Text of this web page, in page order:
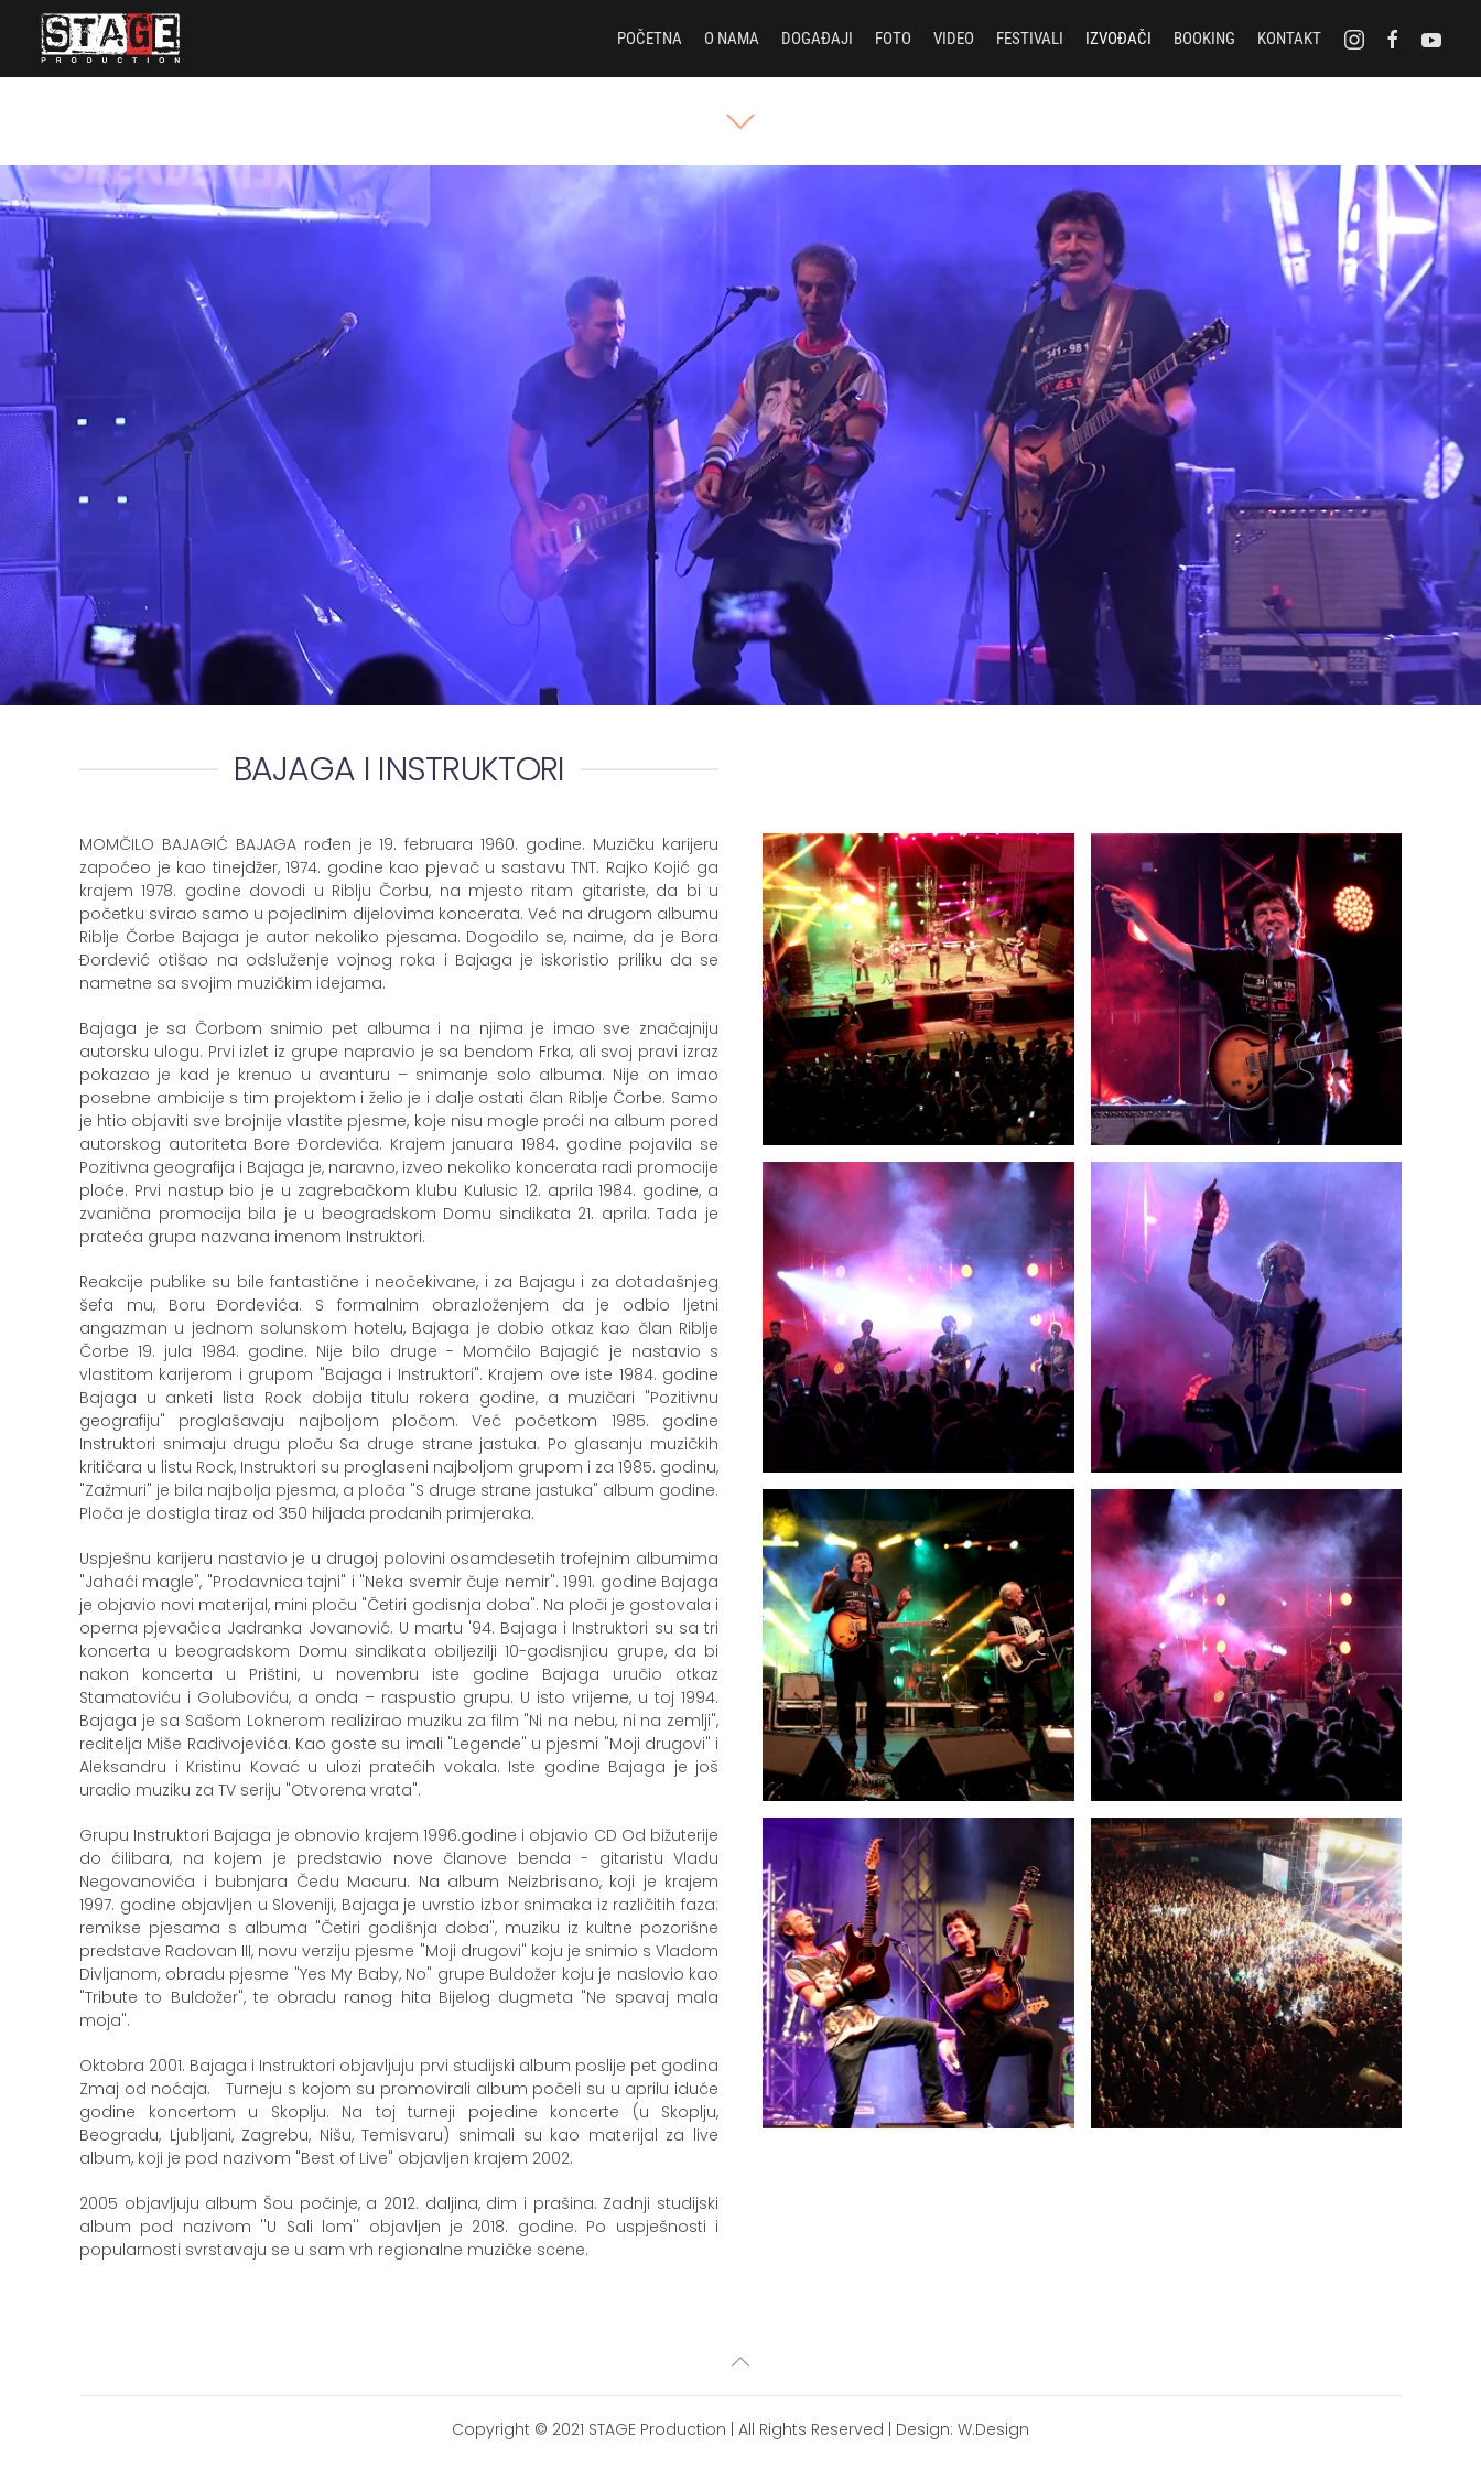
POČETNA O NAMA DOGAĐAJI FOTO VIDEO FESTIVALI IZVOĐAČI BOOKING KONTAKT
BAJAGA I INSTRUKTORI
MOMČILO BAJAGIĆ BAJAGA rođen je 19. februara 1960. godine. Muzičku karijeru
zapoćeo je kao tinejdžer, 1974. godine kao pjevač u sastavu TNT. Rajko Kojić ga
krajem 1978. godine dovodi u Riblju Čorbu, na mjesto ritam gitariste, da bi u
početku svirao samo u pojedinim dijelovima koncerata. Već na drugom albumu
Riblje Čorbe Bajaga je autor nekoliko pjesama. Dogodilo se, naime, da je Bora
Đordević otišao na odsluženje vojnog roka i Bajaga je iskoristio priliku da se
nametne sa svojim muzičkim idejama.
Bajaga je sa Čorbom snimio pet albuma i na njima je imao sve značajniju
autorsku ulogu. Prvi izlet iz grupe napravio je sa bendom Frka, ali svoj pravi izraz
pokazao je kad je krenuo u avanturu – snimanje solo albuma. Nije on imao
posebne ambicije s tim projektom i želio je i dalje ostati član Riblje Čorbe. Samo
je htio objaviti sve brojnije vlastite pjesme, koje nisu mogle proći na album pored
autorskog autoriteta Bore Đordevića. Krajem januara 1984. godine pojavila se
Pozitivna geografija i Bajaga je, naravno, izveo nekoliko koncerata radi promocije
ploće. Prvi nastup bio je u zagrebačkom klubu Kulusic 12. aprila 1984. godine, a
zvanična promocija bila je u beogradskom Domu sindikata 21. aprila. Tada je
prateća grupa nazvana imenom Instruktori.
Reakcije publike su bile fantastične i neočekivane, i za Bajagu i za dotadašnjeg
šefa mu, Boru Đordevića. S formalnim obrazloženjem da je odbio ljetni
angazman u jednom solunskom hotelu, Bajaga je dobio otkaz kao član Riblje
Čorbe 19. jula 1984. godine. Nije bilo druge - Momčilo Bajagić je nastavio s
vlastitom karijerom i grupom "Bajaga i Instruktori". Krajem ove iste 1984. godine
Bajaga u anketi lista Rock dobija titulu rokera godine, a muzičari "Pozitivnu
geografiju" proglašavaju najboljom pločom. Već početkom 1985. godine
Instruktori snimaju drugu ploču Sa druge strane jastuka. Po glasanju muzičkih
kritičara u listu Rock, Instruktori su proglaseni najboljom grupom i za 1985. godinu,
"Zažmuri" je bila najbolja pjesma, a ploča "S druge strane jastuka" album godine.
Ploča je dostigla tiraz od 350 hiljada prodanih primjeraka.
Uspješnu karijeru nastavio je u drugoj polovini osamdesetih trofejnim albumima
"Jahaći magle", "Prodavnica tajni" i "Neka svemir čuje nemir". 1991. godine Bajaga
je objavio novi materijal, mini ploču "Četiri godisnja doba". Na ploči je gostovala i
operna pjevačica Jadranka Jovanović. U martu '94. Bajaga i Instruktori su sa tri
koncerta u beogradskom Domu sindikata obiljezilji 10-godisnjicu grupe, da bi
nakon koncerta u Prištini, u novembru iste godine Bajaga uručio otkaz
Stamatoviću i Goluboviću, a onda – raspustio grupu. U isto vrijeme, u toj 1994.
Bajaga je sa Sašom Loknerom realizirao muziku za film "Ni na nebu, ni na zemlji",
reditelja Miše Radivojevića. Kao goste su imali "Legende" u pjesmi "Moji drugovi" i
Aleksandru i Kristinu Kovać u ulozi pratećih vokala. Iste godine Bajaga je još
uradio muziku za TV seriju "Otvorena vrata".
Grupu Instruktori Bajaga je obnovio krajem 1996.godine i objavio CD Od bižuterije
do ćilibara, na kojem je predstavio nove članove benda - gitaristu Vladu
Negovanovića i bubnjara Čedu Macuru. Na album Neizbrisano, koji je krajem
1997. godine objavljen u Sloveniji, Bajaga je uvrstio izbor snimaka iz različitih faza:
remikse pjesama s albuma "Četiri godišnja doba", muziku iz kultne pozorišne
predstave Radovan III, novu verziju pjesme "Moji drugovi" koju je snimio s Vladom
Divljanom, obradu pjesme "Yes My Baby, No" grupe Buldožer koju je naslovio kao
"Tribute to Buldožer", te obradu ranog hita Bijelog dugmeta "Ne spavaj mala
moja".
Oktobra 2001. Bajaga i Instruktori objavljuju prvi studijski album poslije pet godina
Zmaj od noćaja. Turneju s kojom su promovirali album počeli su u aprilu iduće
godine koncertom u Skoplju. Na toj turneji pojedine koncerte (u Skoplju,
Beogradu, Ljubljani, Zagrebu, Nišu, Temisvaru) snimali su kao materijal za live
album, koji je pod nazivom "Best of Live" objavljen krajem 2002.
2005 objavljuju album Šou počinje, a 2012. daljina, dim i prašina. Zadnji studijski
album pod nazivom ''U Sali lom'' objavljen je 2018. godine. Po uspješnosti i
popularnosti svrstavaju se u sam vrh regionalne muzičke scene.
Copyright © 2021 STAGE Production | All Rights Reserved | Design: W.Design